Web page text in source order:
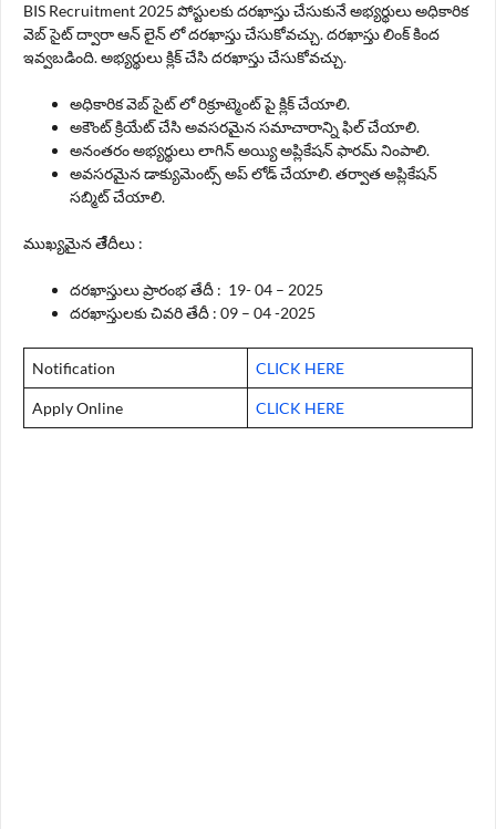
BIS Recruitment 2025 పోస్టులకు దరఖాస్తు చేసుకునే అభ్యర్థులు అధికారిక
వెబ్ సైట్ ద్వారా ఆన్ లైన్ లో దరఖాస్తు చేసుకోవచ్చు. దరఖాస్తు లింక్ కింద
ఇవ్వబడింది. అభ్యర్థులు క్లిక్ చేసి దరఖాస్తు చేసుకోవచ్చు.
అధికారిక వెబ్ సైట్ లో రిక్రూట్మెంట్ పై క్లిక్ చేయాలి.
అకౌంట్ క్రియేట్ చేసి అవసరమైన సమాచారాన్ని ఫిల్ చేయాలి.
అనంతరం అభ్యర్థులు లాగిన్ అయ్యి అప్లికేషన్ ఫారమ్ నింపాలి.
అవసరమైన డాక్యుమెంట్స్ అప్ లోడ్ చేయాలి. తర్వాత అప్లికేషన్
సబ్మిట్ చేయాలి.
ముఖ్యమైన తేేదీలు :
దరఖాస్తులు ప్రారంభ తేదీ : 19- 04 – 2025
దరఖాస్తులకు చివరి తేదీ : 09 – 04 -2025
Notification CLICK HERE
Apply Online CLICK HERE